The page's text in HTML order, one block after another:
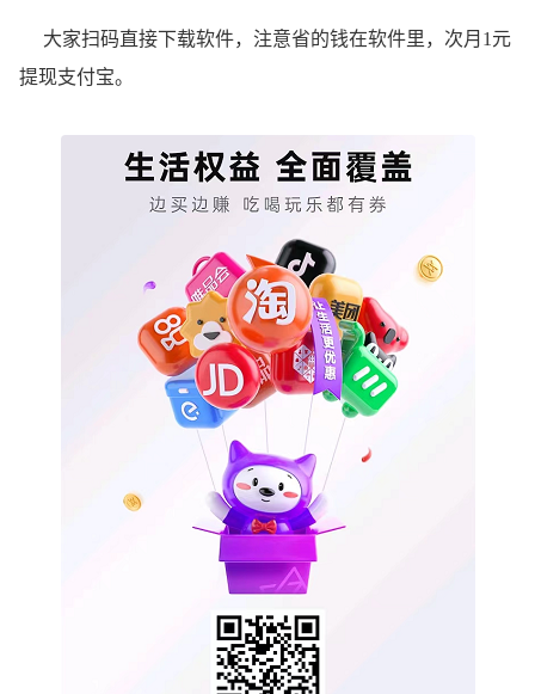
大家扫码直接下载软件，注意省的钱在软件里，次月1元
提现支付宝。